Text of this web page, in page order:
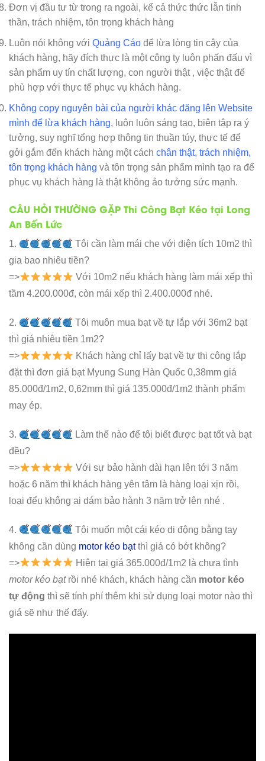
Đơn vị đầu tư từ trong ra ngoài, kể cả thức thức lẫn tinh
thần, trách nhiệm, tôn trọng khách hàng
Luôn nói không với Quảng Cáo để lừa lòng tin cậy của
khách hàng, hãy đích thực là một công ty luôn phấn đấu vì
sản phẩm uy tín chất lượng, con người thật , việc thật để
phù hợp với thực tế phục vụ khách hàng.
Không copy nguyên bài của người khác đăng lên Website
mình để lừa khách hàng, luôn luôn sáng tạo, biên tập ra ý
tưởng, suy nghĩ tổng hợp thông tin thuần túy, thực tế để
gởi gắm đến khách hàng một cách chân thật, trách nhiệm,
tôn trọng khách hàng và tôn trọng sản phẩm mình tạo ra để
phục vụ khách hàng là thật không ảo tưởng sức mạnh.
CÂU HỎI THƯỜNG GẶP Thi Công Bạt Kéo tại Long
An Bến Lức
1.
Tôi cần làm mái che với diện tích 10m2 thì
gia bao nhiêu tiền?
=>
Với 10m2 nếu khách hàng làm mái xếp thì
tầm 4.200.000đ, còn mái xếp thì 2.400.000đ nhé.
2.
Tôi muôn mua bạt về tự lắp với 36m2 bạt
thì giá nhiêu tiền 1m2?
=>
Khách hàng chỉ lấy bạt về tự thi công lắp
đặt thì đơn giá bạt Myung Sung Hàn Quốc 0,38mm giá
85.000đ/1m2, 0,62mm thì giá 135.000đ/1m2 thành phẩm
may ép.
3.
Làm thế nào để tôi biết được bạt tốt và bạt
đều?
=>
Với sự bảo hành dài hạn lên tới 3 năm
hoặc 6 năm thì khách hàng yên tâm là hàng loại xịn rồi,
loại đểu không ai dám bảo hành 3 năm trở lên nhé .
4.
Tôi muốn một cái kéo di động bằng tay
không cần dùng motor kéo bạtthì giá có bớt không?
=>
Hiện tại giá 365.000đ/1m2 là chưa tình
motor kéo bạtrồi nhé khách, khách hàng cần motor kéo
tự động thì sẽ tính phí thêm khi sử dụng loại motor nào thì
giá sẽ như thế đấy.